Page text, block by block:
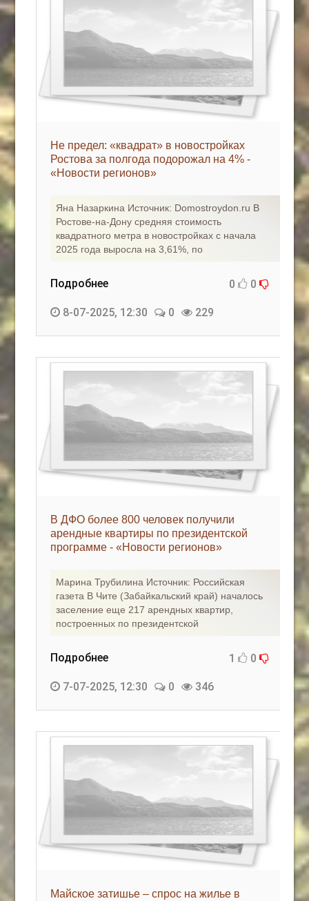
Не предел: «квадрат» в новостройках
Ростова за полгода подорожал на 4% -
«Новости регионов»
Яна Назаркина Источник: Domostroydon.ru В
Ростове-на-Дону средняя стоимость
квадратного метра в новостройках с начала
2025 года выросла на 3,61%, по
Подробнее 0 0
8-07-2025, 12:30 0 229
В ДФО более 800 человек получили
арендные квартиры по президентской
программе - «Новости регионов»
Марина Трубилина Источник: Российская
газета В Чите (Забайкальский край) началось
заселение еще 217 арендных квартир,
построенных по президентской
Подробнее 1 0
7-07-2025, 12:30 0 346
Майское затишье – спрос на жилье в